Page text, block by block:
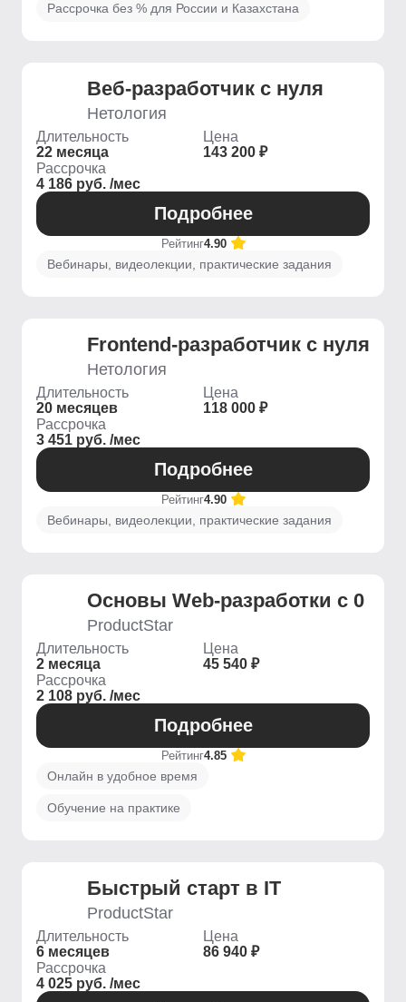
Рассрочка без % для России и Казахстана
Веб-разработчик с нуля
Нетология
Длительность
22 месяца
Цена
143 200 ₽
Рассрочка
4 186 руб. /мес
Подробнее
Рейтинг4.90
Вебинары, видеолекции, практические задания
Frontend-разработчик с нуля
Нетология
Длительность
20 месяцев
Цена
118 000 ₽
Рассрочка
3 451 руб. /мес
Подробнее
Рейтинг4.90
Вебинары, видеолекции, практические задания
Основы Web-разработки с 0
ProductStar
Длительность
2 месяца
Цена
45 540 ₽
Рассрочка
2 108 руб. /мес
Подробнее
Рейтинг4.85
Онлайн в удобное время
Обучение на практике
Быстрый старт в IT
ProductStar
Длительность
6 месяцев
Цена
86 940 ₽
Рассрочка
4 025 руб. /мес